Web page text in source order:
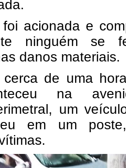
acionada e
ninguém se
danos materiais.
cerca de uma
na
um
em um